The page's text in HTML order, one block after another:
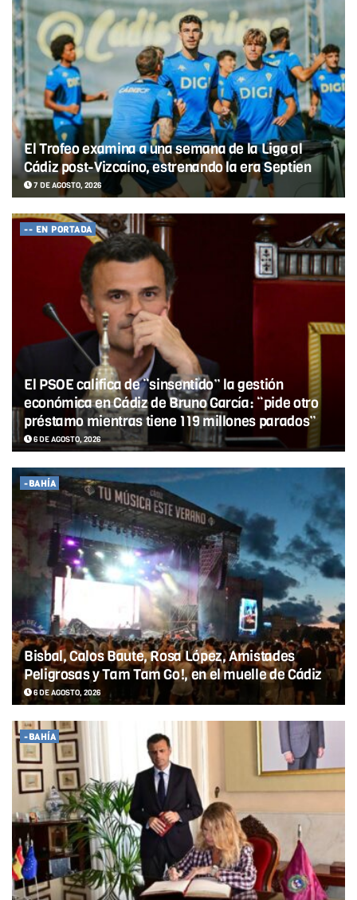
El Trofeo examina a una semana de la Liga al
Cádiz post-Vizcaíno, estrenando la era Septien
7 DE AGOSTO, 2026
-- EN PORTADA
El PSOE califica de “sinsentido” la gestión
económica en Cádiz de Bruno García: “pide otro
préstamo mientras tiene 119 millones parados”
6 DE AGOSTO, 2026
-BAHÍA
Bisbal, Calos Baute, Rosa López, Amistades
Peligrosas y Tam Tam Go!, en el muelle de Cádiz
6 DE AGOSTO, 2026
-BAHÍA